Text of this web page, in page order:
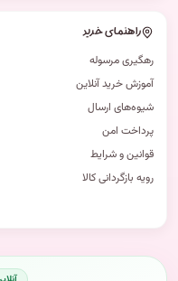
راهنمای خرید
رهگیری مرسوله
آموزش خرید آنلاین
شیوه‌های ارسال
پرداخت امن
قوانین و شرایط
رویه بازگردانی کالا